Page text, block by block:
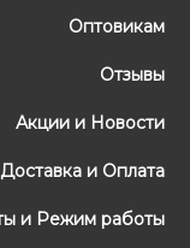
Оптовикам
Отзывы
Акции и Новости
Доставка и Оплата
и Режим работы